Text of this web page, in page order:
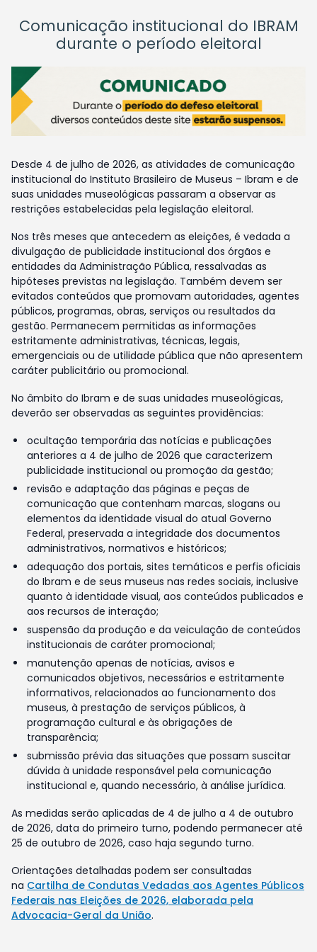
Comunicação institucional do IBRAM
durante o período eleitoral
Desde 4 de julho de 2026, as atividades de comunicação
institucional do Instituto Brasileiro de Museus – Ibram e de
suas unidades museológicas passaram a observar as
restrições estabelecidas pela legislação eleitoral.
Nos três meses que antecedem as eleições, é vedada a
divulgação de publicidade institucional dos órgãos e
entidades da Administração Pública, ressalvadas as
hipóteses previstas na legislação. Também devem ser
evitados conteúdos que promovam autoridades, agentes
públicos, programas, obras, serviços ou resultados da
gestão. Permanecem permitidas as informações
estritamente administrativas, técnicas, legais,
emergenciais ou de utilidade pública que não apresentem
caráter publicitário ou promocional.
No âmbito do Ibram e de suas unidades museológicas,
deverão ser observadas as seguintes providências:
ocultação temporária das notícias e publicações
anteriores a 4 de julho de 2026 que caracterizem
publicidade institucional ou promoção da gestão;
revisão e adaptação das páginas e peças de
comunicação que contenham marcas, slogans ou
elementos da identidade visual do atual Governo
Federal, preservada a integridade dos documentos
administrativos, normativos e históricos;
adequação dos portais, sites temáticos e perfis oficiais
do Ibram e de seus museus nas redes sociais, inclusive
quanto à identidade visual, aos conteúdos publicados e
aos recursos de interação;
suspensão da produção e da veiculação de conteúdos
institucionais de caráter promocional;
manutenção apenas de notícias, avisos e
comunicados objetivos, necessários e estritamente
informativos, relacionados ao funcionamento dos
museus, à prestação de serviços públicos, à
programação cultural e às obrigações de
transparência;
submissão prévia das situações que possam suscitar
dúvida à unidade responsável pela comunicação
institucional e, quando necessário, à análise jurídica.
As medidas serão aplicadas de 4 de julho a 4 de outubro
de 2026, data do primeiro turno, podendo permanecer até
25 de outubro de 2026, caso haja segundo turno.
Orientações detalhadas podem ser consultadas
na Cartilha de Condutas Vedadas aos Agentes Públicos
Federais nas Eleições de 2026, elaborada pela
Advocacia-Geral da União.